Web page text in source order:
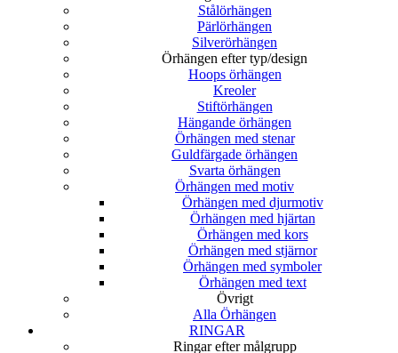
Stålörhängen
Pärlörhängen
Silverörhängen
Örhängen efter typ/design
Hoops örhängen
Kreoler
Stiftörhängen
Hängande örhängen
Örhängen med stenar
Guldfärgade örhängen
Svarta örhängen
Örhängen med motiv
Örhängen med djurmotiv
Örhängen med hjärtan
Örhängen med kors
Örhängen med stjärnor
Örhängen med symboler
Örhängen med text
Övrigt
Alla Örhängen
RINGAR
Ringar efter målgrupp